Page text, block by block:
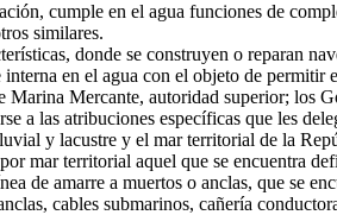
cumple en el agua funciones de
similares.
donde se construyen o reparan
en el agua con el objeto de permitir
Mercante, autoridad superior; los
a las atribuciones específicas que les
y lacustre y el mar territorial de la
mar territorial aquel que se encuentra
amarre a muertos o anclas, que se
cables submarinos, cañería